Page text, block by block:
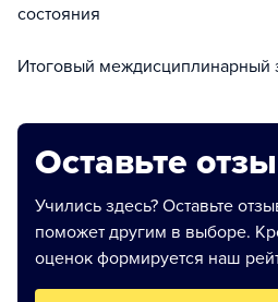
состояния
Итоговый междисциплинарный
Оставьте
Учились здесь? Оставьте
поможет другим в выборе.
оценок формируется наш